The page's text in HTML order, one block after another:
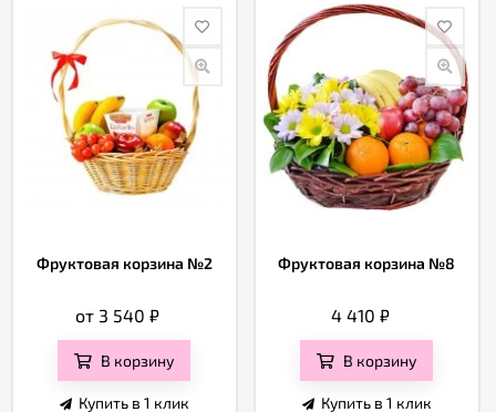
Фруктовая корзина №2
от 3 540₽
В корзину
Купить в 1 клик
Фруктовая корзина №8
4 410 ₽
В корзину
Купить в 1 клик